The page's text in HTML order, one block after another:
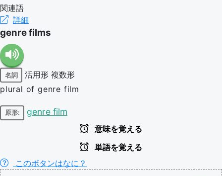
関連語
詳細
genre films
名詞 活用形 複数形
plural of genre film
原形: genre film
意味を覚える
単語を覚える
このボタンはなに？